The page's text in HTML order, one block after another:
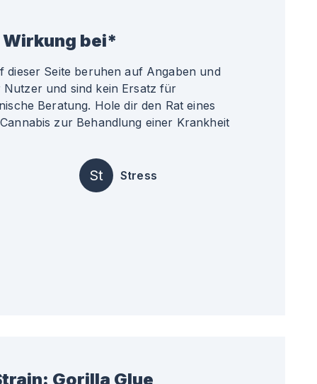
bei*
dieser Seite beruhen auf Angaben und
und sind kein Ersatz für
Beratung. Hole dir den Rat eines
zur Behandlung einer Krankheit
St Stress
Gorilla Glue